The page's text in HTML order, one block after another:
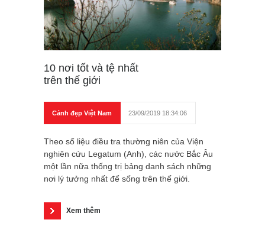
10 nơi tốt và tệ nhất
trên thế giới
Cảnh đẹp Việt Nam 23/09/2019 18:34:06
Theo số liệu điều tra thường niên của Viện
nghiên cứu Legatum (Anh), các nước Bắc Âu
một lần nữa thống trị bảng danh sách những
nơi lý tưởng nhất để sống trên thế giới.
Xem thêm